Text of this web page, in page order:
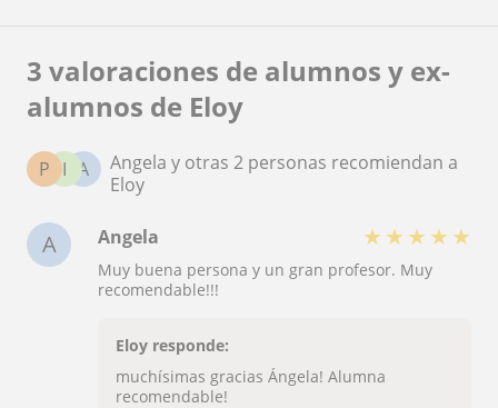
3 valoraciones de alumnos y ex-
alumnos de Eloy
A
I
P
Angela y otras 2 personas recomiendan a
Eloy
A Angela ★ ★ ★ ★ ★
Muy buena persona y un gran profesor. Muy
recomendable!!!
Eloy responde:
muchísimas gracias Ángela! Alumna
recomendable!